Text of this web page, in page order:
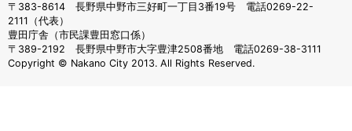
〒383-8614 長野県中野市三好町一丁目3番19号 電話0269-22-
2111（代表）
豊田庁舎（市民課豊田窓口係）
〒389-2192 長野県中野市大字豊津2508番地 電話0269-38-3111
Copyright © Nakano City 2013. All Rights Reserved.